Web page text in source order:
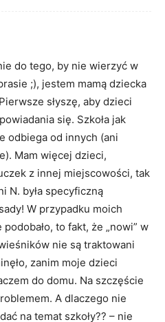
do tego, by nie wierzyć w
;), jestem mamą dziecka
słyszę, aby dzieci
się. Szkoła jak
odbiega od innych (ani
Mam więcej dzieci,
z innej miejscowości, tak
N. była specyficzną
W przypadku moich
to fakt, że „nowi” w
nie są traktowani
zanim moje dzieci
do domu. Na szczęście
A dlaczego nie
na temat szkoły?? – nie